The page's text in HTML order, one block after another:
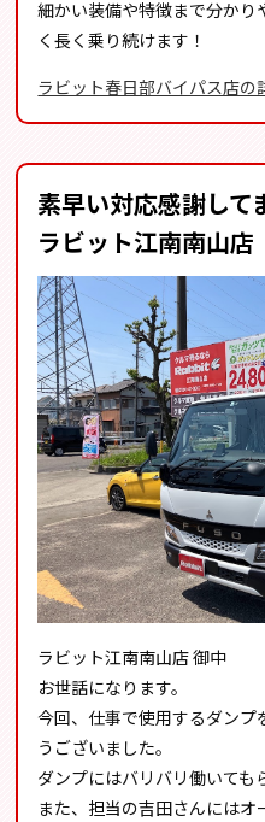
細かい装備や特徴まで分かり
く長く乗り続けます！
ラビット春日部バイパス店の
素早い対応感謝し
ラビット江南南山店
ラビット江南南山店 御中
お世話になります。
今回、仕事で使用するダンプ
うございました。
ダンプにはバリバリ働いても
また、担当の吉田さんには